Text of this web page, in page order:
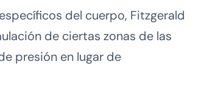
del cuerpo, Fitzgerald
de ciertas zonas de las
presión en lugar de